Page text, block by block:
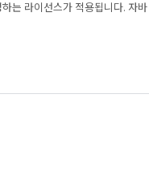
하는 라이선스가 적용됩니다.